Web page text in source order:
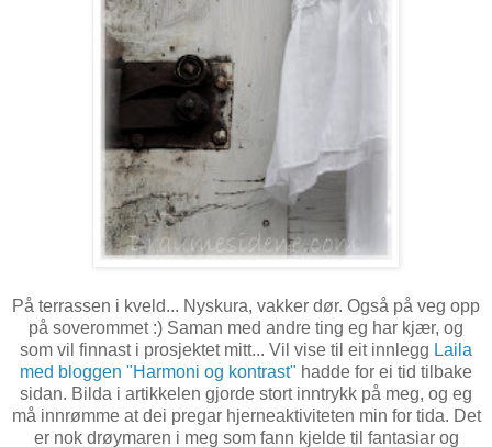
På terrassen i kveld... Nyskura, vakker dør. Også på veg opp
på soverommet :) Saman med andre ting eg har kjær, og
som vil finnast i prosjektet mitt... Vil vise til eit innlegg Laila
med bloggen "Harmoni og kontrast" hadde for ei tid tilbake
sidan. Bilda i artikkelen gjorde stort inntrykk på meg, og eg
må innrømme at dei pregar hjerneaktiviteten min for tida. Det
er nok drøymaren i meg som fann kjelde til fantasiar og